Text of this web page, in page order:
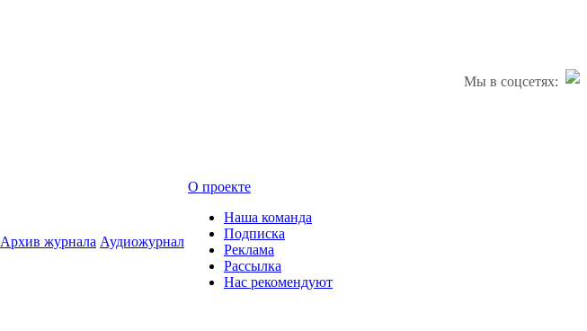
Мы в соцсетях:
Архив журнала Аудиожурнал
О проекте
Наша команда
Подписка
Реклама
Рассылка
Нас рекомендуют